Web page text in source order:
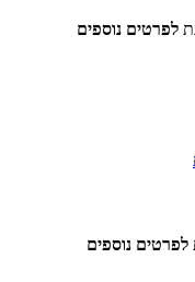
לפרטים נוספים
לפרטים נוספים